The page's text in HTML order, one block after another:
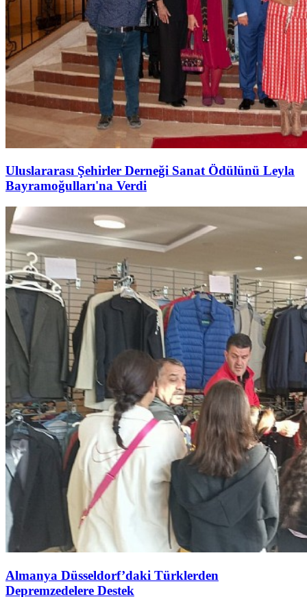
Uluslararası Şehirler Derneği Sanat Ödülünü Leyla
Bayramoğulları'na Verdi
Almanya Düsseldorf’daki Türklerden
Depremzedelere Destek